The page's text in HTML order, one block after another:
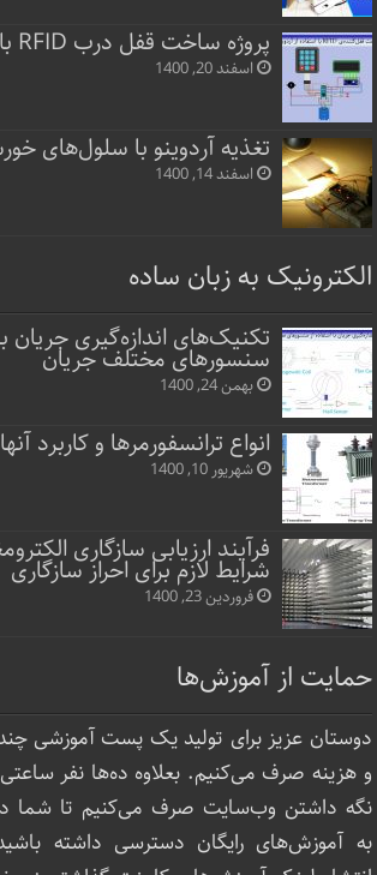
پروژه ساخت قفل‌ درب RFID با آردوینو
اسفند 20, 1400
تغذیه آردوینو با سلول‌های
اسفند 14, 1400
الکترونیک به زبان ساده
تکنیک‌های اندازه‌گیری جریان
سنسورهای مختلف جریان
بهمن 24, 1400
انواع ترانسفورمرها و کاربرد آنها
شهریور 10, 1400
فرآیند ارزیابی سازگاری
شرایط لازم برای احراز سازگاری
فروردین 23, 1400
حمایت از آموزش‌ها
دوستان عزیز برای تولید یک پست آموزشی
و هزینه صرف می‌کنیم. بعلاوه ده‌ها نفر ساعتی
نگه داشتن وب‌سایت صرف ‌می‌کنیم تا شما
به آموزش‌های رایگان دسترسی داشته